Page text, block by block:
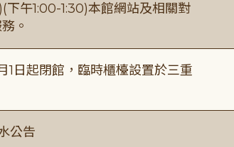
下午1:00-1:30)本館網站及相關對
。
1日起閉館，臨時櫃檯設置於三重
公告